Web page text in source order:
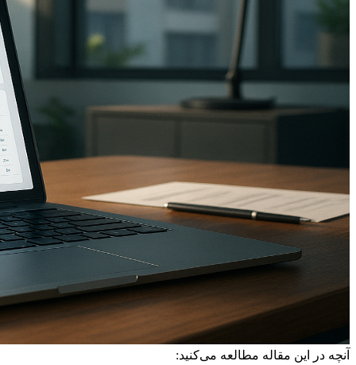
آنچه در این مقاله مطالعه می‌کنید: